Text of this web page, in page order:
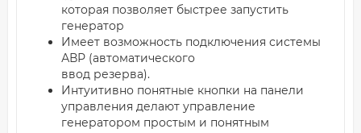
которая позволяет быстрее запустить
генератор
Имеет возможность подключения системы
АВР (автоматического
ввод резерва).
Интуитивно понятные кнопки на панели
управления делают управление
генератором простым и понятным